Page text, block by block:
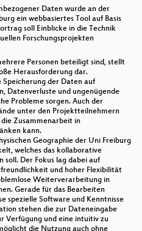
Daten wurde an der
ein webbasiertes Tool auf Basis
soll Einblicke in die Technik
Forschungsprojekten
Personen beteiligt sind, stellt
Herausforderung dar.
der Daten auf
Datenverluste und ungenügende
Probleme sorgen. Auch der
unter den Projektteilnehmern
Zusammenarbeit in
kann.
Geographie der Uni Freiburg
welches das kollaborative
Der Fokus lag dabei auf
und hoher Flexibilität
Weiterverarbeitung in
Gerade für das Bearbeiten
spezielle Software und Kenntnisse
stehen die zur Dateneingabe
Verfügung und eine intuitiv zu
die Nutzung auch ohne